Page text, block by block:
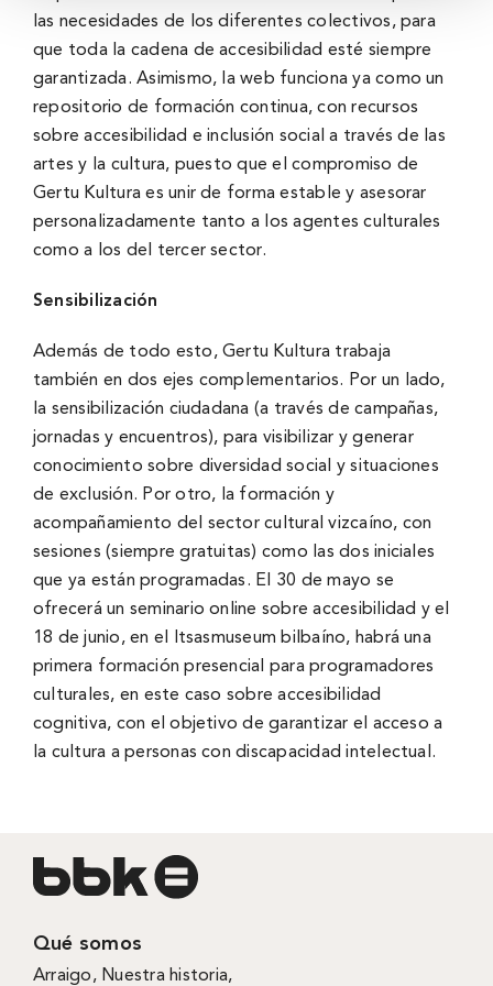
las necesidades de los diferentes colectivos, para
que toda la cadena de accesibilidad esté siempre
garantizada. Asimismo, la web funciona ya como un
repositorio de formación continua, con recursos
sobre accesibilidad e inclusión social a través de las
artes y la cultura, puesto que el compromiso de
Gertu Kultura es unir de forma estable y asesorar
personalizadamente tanto a los agentes culturales
como a los del tercer sector.
Sensibilización
Además de todo esto, Gertu Kultura trabaja
también en dos ejes complementarios. Por un lado,
la sensibilización ciudadana (a través de campañas,
jornadas y encuentros), para visibilizar y generar
conocimiento sobre diversidad social y situaciones
de exclusión. Por otro, la formación y
acompañamiento del sector cultural vizcaíno, con
sesiones (siempre gratuitas) como las dos iniciales
que ya están programadas. El 30 de mayo se
ofrecerá un seminario online sobre accesibilidad y el
18 de junio, en el Itsasmuseum bilbaíno, habrá una
primera formación presencial para programadores
culturales, en este caso sobre accesibilidad
cognitiva, con el objetivo de garantizar el acceso a
la cultura a personas con discapacidad intelectual.
Qué somos
Arraigo, Nuestra historia,